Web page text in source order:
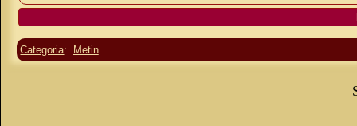
Categoria: Metin